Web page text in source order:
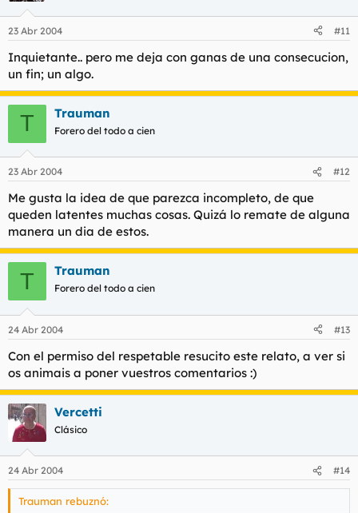
23 Abr 2004 #11
Inquietante.. pero me deja con ganas de una consecucion,
un fin; un algo.
T Trauman
Forero del todo a cien
23 Abr 2004 #12
Me gusta la idea de que parezca incompleto, de que
queden latentes muchas cosas. Quizá lo remate de alguna
manera un dia de estos.
T Trauman
Forero del todo a cien
24 Abr 2004 #13
Con el permiso del respetable resucito este relato, a ver si
os animais a poner vuestros comentarios :)
Vercetti
Clásico
24 Abr 2004 #14
Trauman rebuznó: